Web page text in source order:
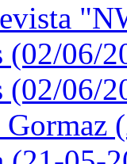
(02/06/
(02/06/
Gormaz